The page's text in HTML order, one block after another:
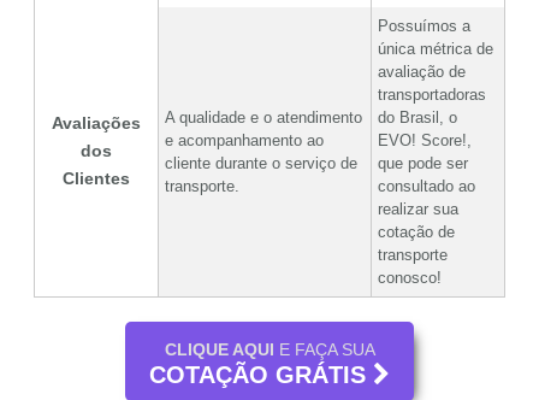
Avaliações
dos
Clientes
A qualidade e o atendimento
e acompanhamento ao
cliente durante o serviço de
transporte.
Possuímos a
única métrica de
avaliação de
transportadoras
do Brasil, o
EVO! Score!,
que pode ser
consultado ao
realizar sua
cotação de
transporte
conosco!
CLIQUE AQUI E FAÇA SUA
COTAÇÃO GRÁTIS